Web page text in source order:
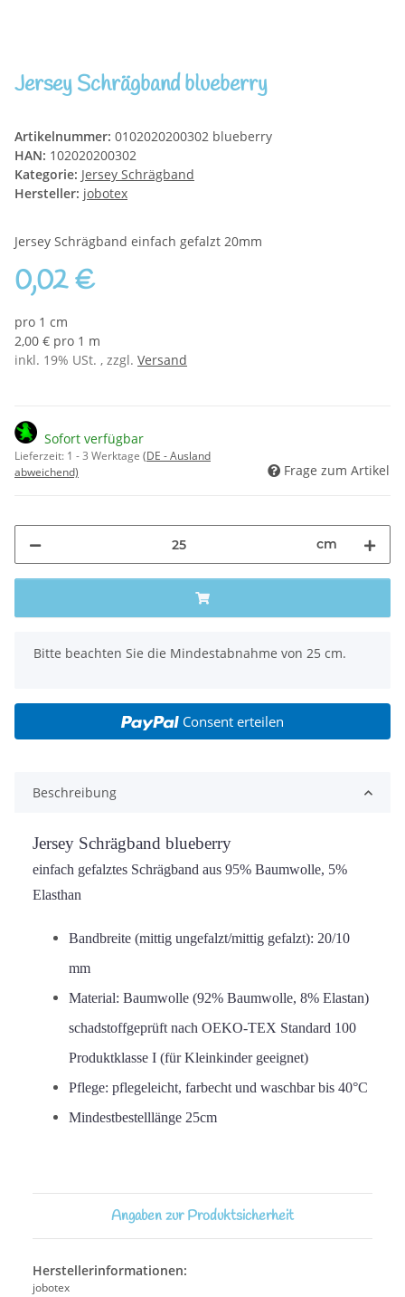
Jersey Schrägband blueberry
Artikelnummer: 0102020200302 blueberry
HAN: 102020200302
Kategorie: Jersey Schrägband
Hersteller: jobotex
Jersey Schrägband einfach gefalzt 20mm
0,02 €
pro 1 cm
2,00 € pro 1 m
inkl. 19% USt. , zzgl. Versand
Sofort verfügbar
Lieferzeit: 1 - 3 Werktage (DE - Ausland
abweichend)
Frage zum Artikel
cm
x
Bitte beachten Sie die Mindestabnahme von 25 cm.
Consent erteilen
Beschreibung
Jersey Schrägband blueberry
einfach gefalztes Schrägband aus 95% Baumwolle, 5%
Elasthan
Bandbreite (mittig ungefalzt/mittig gefalzt): 20/10
mm
Material: Baumwolle (92% Baumwolle, 8% Elastan)
schadstoffgeprüft nach OEKO-TEX Standard 100
Produktklasse I (für Kleinkinder geeignet)
Pflege: pflegeleicht, farbecht und waschbar bis 40°C
Mindestbestelllänge 25cm
Angaben zur Produktsicherheit
Herstellerinformationen:
jobotex